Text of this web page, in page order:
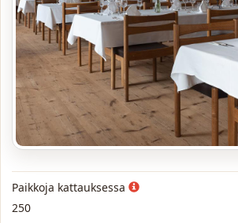
Paikkoja kattauksessa
250